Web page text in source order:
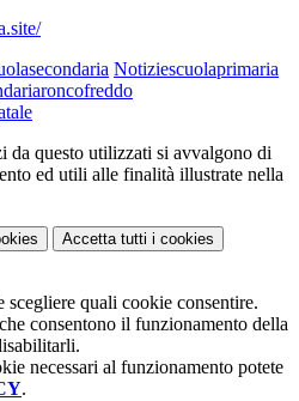
Notiziescuolaprimaria
da questo utilizzati si avvalgono di
ed utili alle finalità illustrate nella
Accetta tutti i cookies
scegliere quali cookie consentire.
consentono il funzionamento della
necessari al funzionamento potete
.